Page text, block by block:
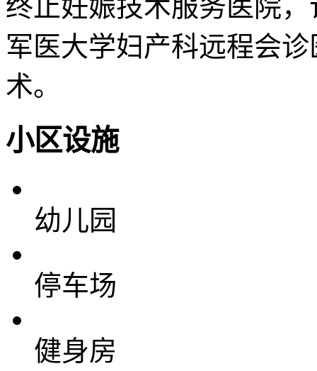
终止妊娠技术服务医院
军医大学妇产科远程会
术。
小区设施
幼儿园
停车场
健身房